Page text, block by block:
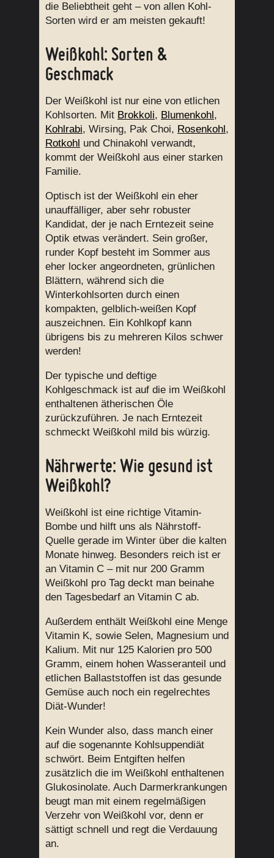
die Beliebtheit geht – von allen Kohl-
Sorten wird er am meisten gekauft!
Weißkohl: Sorten &
Geschmack
Der Weißkohl ist nur eine von etlichen
Kohlsorten. Mit Brokkoli, Blumenkohl,
Kohlrabi, Wirsing, Pak Choi, Rosenkohl,
Rotkohl und Chinakohl verwandt,
kommt der Weißkohl aus einer starken
Familie.
Optisch ist der Weißkohl ein eher
unauffälliger, aber sehr robuster
Kandidat, der je nach Erntezeit seine
Optik etwas verändert. Sein großer,
runder Kopf besteht im Sommer aus
eher locker angeordneten, grünlichen
Blättern, während sich die
Winterkohlsorten durch einen
kompakten, gelblich-weißen Kopf
auszeichnen. Ein Kohlkopf kann
übrigens bis zu mehreren Kilos schwer
werden!
Der typische und deftige
Kohlgeschmack ist auf die im Weißkohl
enthaltenen ätherischen Öle
zurückzuführen. Je nach Erntezeit
schmeckt Weißkohl mild bis würzig.
Nährwerte: Wie gesund ist
Weißkohl?
Weißkohl ist eine richtige Vitamin-
Bombe und hilft uns als Nährstoff-
Quelle gerade im Winter über die kalten
Monate hinweg. Besonders reich ist er
an Vitamin C – mit nur 200 Gramm
Weißkohl pro Tag deckt man beinahe
den Tagesbedarf an Vitamin C ab.
Außerdem enthält Weißkohl eine Menge
Vitamin K, sowie Selen, Magnesium und
Kalium. Mit nur 125 Kalorien pro 500
Gramm, einem hohen Wasseranteil und
etlichen Ballaststoffen ist das gesunde
Gemüse auch noch ein regelrechtes
Diät-Wunder!
Kein Wunder also, dass manch einer
auf die sogenannte Kohlsuppendiät
schwört. Beim Entgiften helfen
zusätzlich die im Weißkohl enthaltenen
Glukosinolate. Auch Darmerkrankungen
beugt man mit einem regelmäßigen
Verzehr von Weißkohl vor, denn er
sättigt schnell und regt die Verdauung
an.